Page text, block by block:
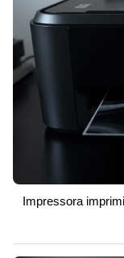
Impressora